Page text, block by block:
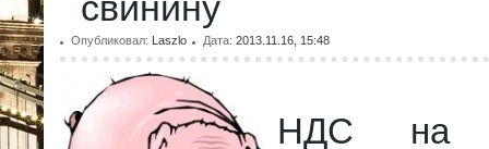
Опубликовал: Laszlo Дата: 2013.11.16, 15:48
НДС на